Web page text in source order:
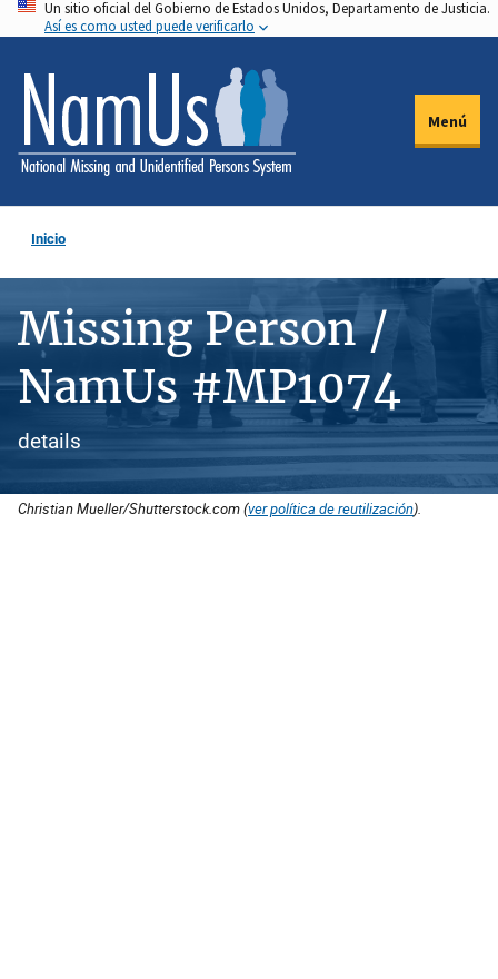
Pasar
al
contenido
principal
Un sitio oficial del Gobierno de Estados Unidos, Departamento de Justicia.
Así es como usted puede verificarlo
Menú
Inicio
Missing Person /
NamUs #MP1074
details
Christian Mueller/Shutterstock.com (ver política de reutilización).